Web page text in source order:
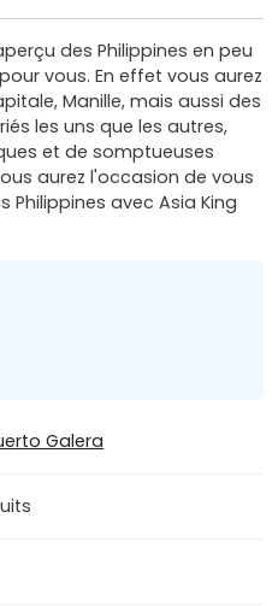
des Philippines en peu
vous. En effet vous aurez
Manille, mais aussi des
les uns que les autres,
et de somptueuses
aurez l'occasion de vous
Philippines avec Asia King
Galera